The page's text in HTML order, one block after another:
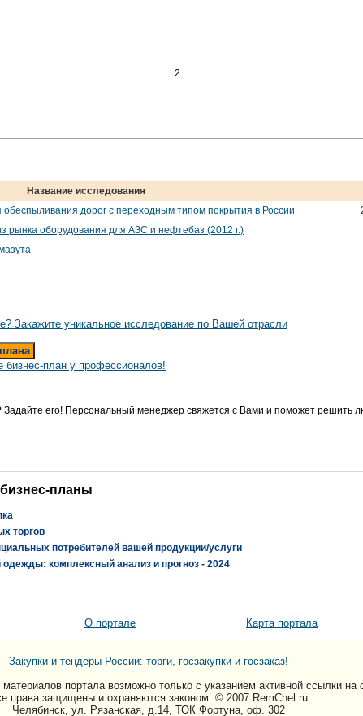
2.
Название исследования
дорог с переходным типом покрытия в России
рынка оборудования для АЗС и нефтебаз (2012 г.)
Закажите уникальное исследование по Вашей отрасли
бизнес-план у профессионалов!
Задайте его! Персональный менеджер свяжется с Вами и поможет решить
планы
торгов
потребителей вашей продукции/услуги
комплексный анализ и прогноз - 2024
О портале Карта портала
Закупки и тендеры России: торги, госзакупки и госзаказ!
портала возможно только c указанием активной ссылки на
права защищены и охраняются законом. © 2007 RemChel.ru
Челябинск, ул. Рязанская, д.14, ТОК Фортуна, оф. 302